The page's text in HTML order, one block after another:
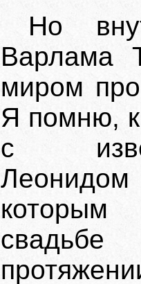
Но
Варлама
миром
Я помню,
с